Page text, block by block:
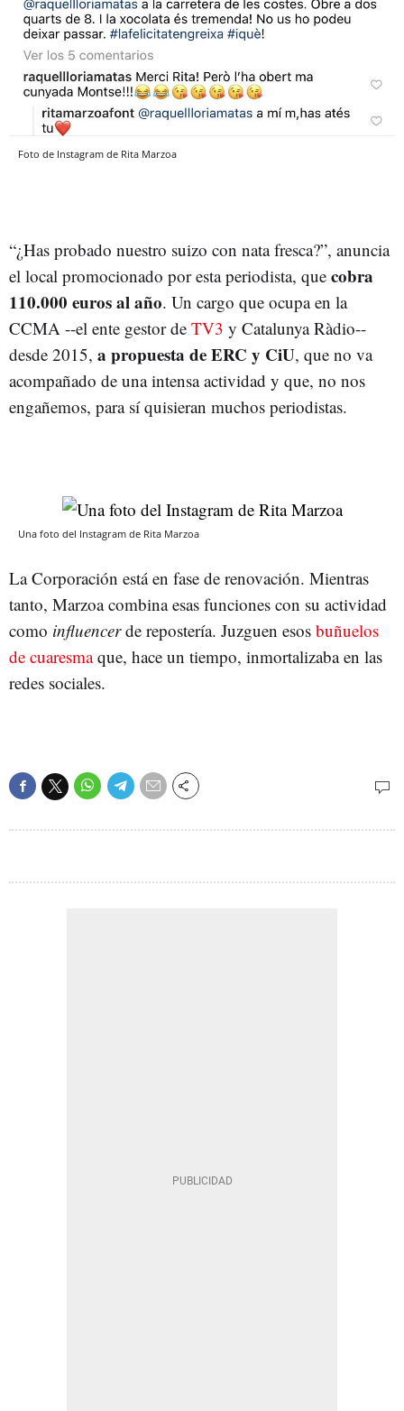
Foto de Instagram de Rita Marzoa
“¿Has probado nuestro suizo con nata fresca?”, anuncia
el local promocionado por esta periodista, que cobra
110.000 euros al año. Un cargo que ocupa en la
CCMA --el ente gestor de TV3 y Catalunya Ràdio--
desde 2015, a propuesta de ERC y CiU, que no va
acompañado de una intensa actividad y que, no nos
engañemos, para sí quisieran muchos periodistas.
Una foto del Instagram de Rita Marzoa
La Corporación está en fase de renovación. Mientras
tanto, Marzoa combina esas funciones con su actividad
como influencerde repostería. Juzguen esos buñuelos
de cuaresmaque, hace un tiempo, inmortalizaba en las
redes sociales.